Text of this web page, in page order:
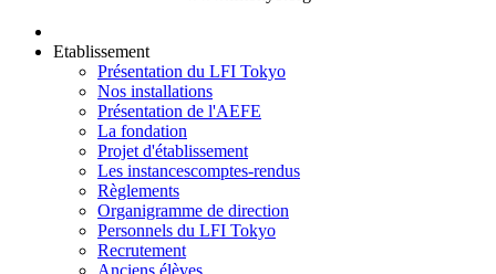
Etablissement
Présentation du LFI Tokyo
Nos installations
Présentation de l'AEFE
La fondation
Projet d'établissement
Les instancescomptes-rendus
Règlements
Organigramme de direction
Personnels du LFI Tokyo
Recrutement
Anciens élèves